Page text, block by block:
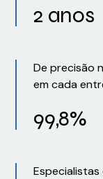
2 anos
De precisão
em cada
99,8%